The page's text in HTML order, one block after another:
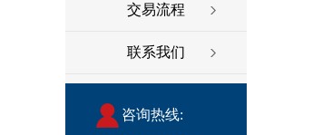
交易流程
联系我们
咨询热线: